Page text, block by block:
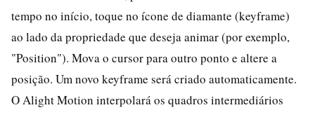
tempo no início, toque no ícone de diamante (keyframe)
ao lado da propriedade que deseja animar (por exemplo,
"Position"). Mova o cursor para outro ponto e altere a
posição. Um novo keyframe será criado automaticamente.
O Alight Motion interpolará os quadros intermediários